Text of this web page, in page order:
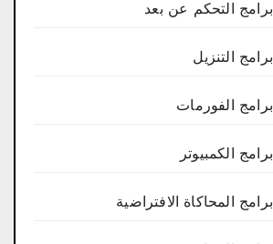
برامج التحكم عن بعد
برامج التنزيل
برامج الفورمات
برامج الكمبيوتر
برامج المحاكاة الافتراضية